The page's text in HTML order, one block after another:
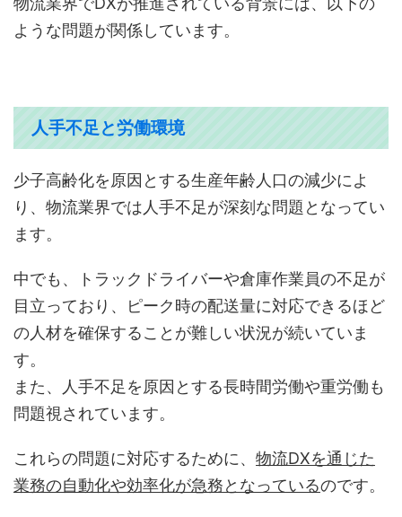
ような問題が関係しています。
人手不足と労働環境
少子高齢化を原因とする生産年齢人口の減少によ
り、物流業界では人手不足が深刻な問題となってい
ます。
中でも、トラックドライバーや倉庫作業員の不足が
目立っており、ピーク時の配送量に対応できるほど
の人材を確保することが難しい状況が続いていま
す。
また、人手不足を原因とする長時間労働や重労働も
問題視されています。
これらの問題に対応するために、 物流DXを通じた
業務の自動化や効率化が急務となっているのです。